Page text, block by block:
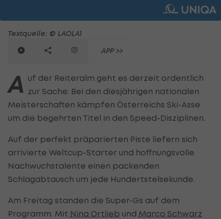
Textquelle: © LAOLA1
APP >>
A uf der Reiteralm geht es derzeit ordentlich
zur Sache: Bei den diesjährigen nationalen
Meisterschaften kämpfen Österreichs Ski-Asse
um die begehrten Titel in den Speed-Disziplinen.
Auf der perfekt präparierten Piste liefern sich
arrivierte Weltcup-Starter und hoffnungsvolle
Nachwuchstalente einen packenden
Schlagabtausch um jede Hundertstelsekunde.
Am Freitag standen die Super-Gs auf dem
Programm. Mit Nina Ortlieb und Marco Schwarz